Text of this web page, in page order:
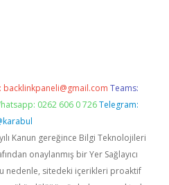
backlinkpaneli@gmail.com Teams:
0262 606 0 726 Telegram:
Kanun gereğince Bilgi Teknolojileri
onaylanmış bir Yer Sağlayıcı
nedenle, sitedeki içerikleri proaktif